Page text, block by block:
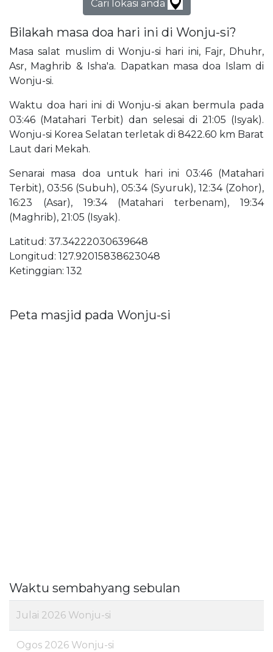
Cari lokasi anda
Bilakah masa doa hari ini di Wonju-si?
Masa salat muslim di Wonju-si hari ini, Fajr, Dhuhr,
Asr, Maghrib & Isha'a. Dapatkan masa doa Islam di
Wonju-si.
Waktu doa hari ini di Wonju-si akan bermula pada
03:46 (Matahari Terbit) dan selesai di 21:05 (Isyak).
Wonju-si Korea Selatan terletak di 8422.60 km Barat
Laut dari Mekah.
Senarai masa doa untuk hari ini 03:46 (Matahari
Terbit), 03:56 (Subuh), 05:34 (Syuruk), 12:34 (Zohor),
16:23 (Asar), 19:34 (Matahari terbenam), 19:34
(Maghrib), 21:05 (Isyak).
Latitud: 37.34222030639648
Longitud: 127.92015838623048
Ketinggian: 132
Peta masjid pada Wonju-si
Waktu sembahyang sebulan
Julai 2026 Wonju-si
Ogos 2026 Wonju-si